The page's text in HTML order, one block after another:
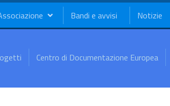
Bandi e avvisi Notizie
Centro di Documentazione Europea